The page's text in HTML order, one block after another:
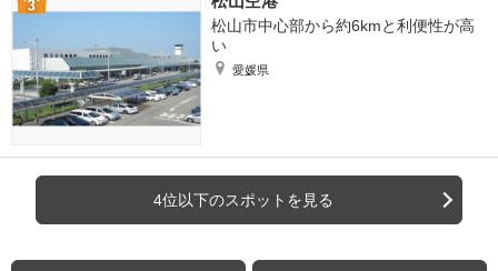
松山市中心部から約6kmと利便性が高
い
愛媛県
4位以下のスポットを見る